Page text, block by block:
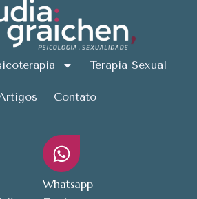
Terapia Sexual
Contato
Whatsapp